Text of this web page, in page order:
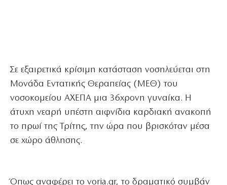
Σε εξαιρετικά κρίσιμη κατάσταση νοσηλεύεται στη
Μονάδα Εντατικής Θεραπείας (ΜΕΘ) του
νοσοκομείου ΑΧΕΠΑ μια 36χρονη γυναίκα. Η
άτυχη νεαρή υπέστη αιφνίδια καρδιακή ανακοπή
το πρωί της Τρίτης, την ώρα που βρισκόταν μέσα
σε χώρο άθλησης.
Όπως αναφέρει το voria.gr, το δραματικό συμβάν